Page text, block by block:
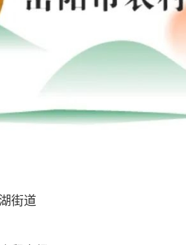
街道